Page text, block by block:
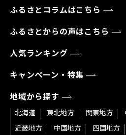
ふるさとコラムはこちら
ふるさとからの声はこちら
人気ランキング
キャンペーン・特集
地域から探す
北海道 東北地方 関東地方
近畿地方
中国地方
四国地方